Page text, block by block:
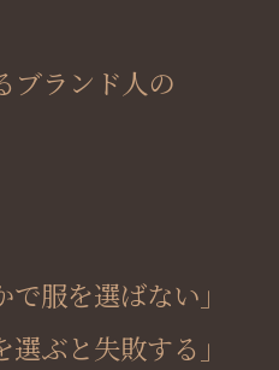
ブランド人の
で服を選ばない」
選ぶと失敗する」